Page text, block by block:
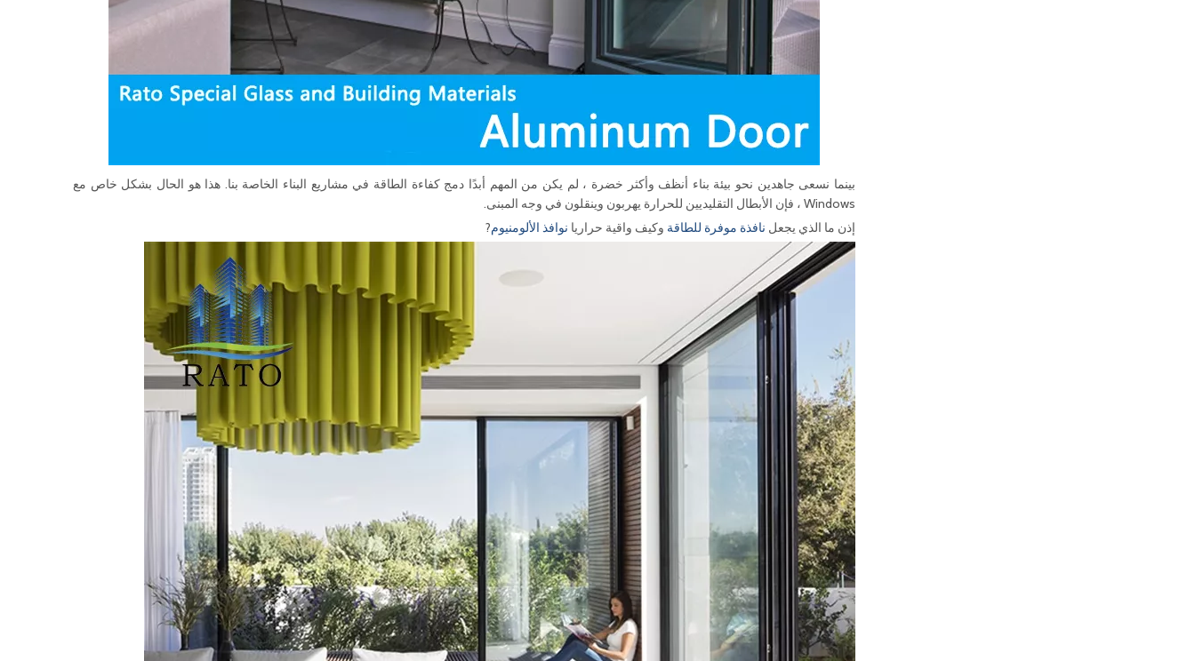
بينما نسعى جاهدين نحو بيئة بناء أنظف وأكثر خضرة ، لم يكن من المهم أبدًا دمج كفاءة الطاقة في مشاريع البناء الخاصة بنا. هذا هو الحال بشكل خاص مع
Windows ، فإن الأبطال التقليديين للحرارة يهربون وينقلون في وجه المبنى.
إذن ما الذي يجعل نافذة موفرة للطاقة وكيف واقية حراريا نوافذ الألومنيوم?